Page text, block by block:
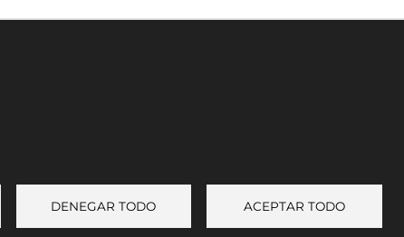
DENEGAR TODO ACEPTAR TODO